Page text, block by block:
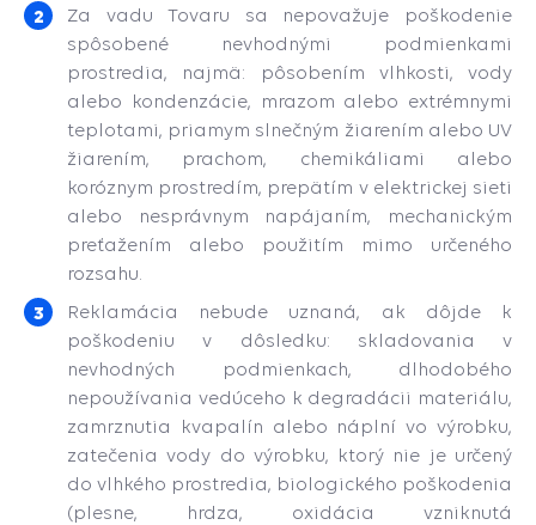
Za vadu Tovaru sa nepovažuje poškodenie
spôsobené nevhodnými podmienkami
prostredia, najmä: pôsobením vlhkosti, vody
alebo kondenzácie, mrazom alebo extrémnymi
teplotami, priamym slnečným žiarením alebo UV
žiarením, prachom, chemikáliami alebo
koróznym prostredím, prepätím v elektrickej sieti
alebo nesprávnym napájaním, mechanickým
preťažením alebo použitím mimo určeného
rozsahu.
Reklamácia nebude uznaná, ak dôjde k
poškodeniu v dôsledku: skladovania v
nevhodných podmienkach, dlhodobého
nepoužívania vedúceho k degradácii materiálu,
zamrznutia kvapalín alebo náplní vo výrobku,
zatečenia vody do výrobku, ktorý nie je určený
do vlhkého prostredia, biologického poškodenia
(plesne, hrdza, oxidácia vzniknutá